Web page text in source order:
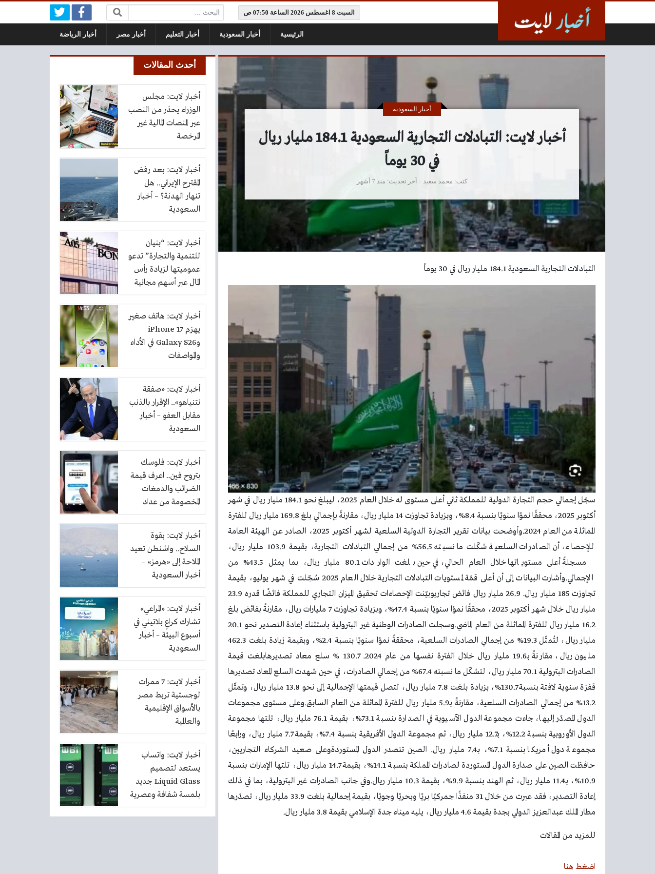
السبت 8 اغسطس 2026 الساعة 07:50 ص البحث:
الرئيسية أخبار السعودية أخبار التعليم أخبار مصر أخبار الرياضة
أخبار لايت: التبادلات التجارية السعودية 184.1 مليار ريال
في 30 يوماً
كتب محمد سعيد
أخبار السعودية
آخر تحديث منذ 7 أشهر
التبادلات التجارية السعودية 184.1 مليار ريال في 30 يوماً
سجّل إجمالي حجم التجارة الدولية للمملكة ثاني أعلى مستوى له خلال العام 2025، ليبلغ نحو 184.1 مليار ريال في شهر
أكتوبر 2025، محققًا نموًا سنويًا بنسبة 8.4%، وبزيادة تجاوزت 14 مليار ريال، مقارنةً بإجمالي بلغ 169.8 مليار ريال للفترة
المماثلة من العام 2024.وأوضحت بيانات تقرير التجارة الدولية السلعية لشهر أكتوبر 2025، الصادر عن الهيئة العامة
للإحصاء، أن الصادرات السلعية شكّلت ما نسبته 56.5% من إجمالي التبادلات التجارية، بقيمة 103.9 مليار ريال،
مسجلةً أعلى مستوياتها خلال العام الحالي، في حين بلغت الواردات 80.1 مليار ريال، بما يمثل 43.5% من
الإجمالي.وأشارت البيانات إلى أن أعلى قمّة لمستويات التبادلات التجارية خلال العام 2025 سُجّلت في شهر يوليو، بقيمة
تجاوزت 185 مليار ريال. 26.9 مليار ريال فائض تجاريوبيّنت الإحصاءات تحقيق الميزان التجاري للمملكة فائضًا قدره 23.9
مليار ريال خلال شهر أكتوبر 2025، محققًا نموًا سنويًا بنسبة 47.4%، وبزيادة تجاوزت 7 مليارات ريال، مقارنةً بفائض بلغ
16.2 مليار ريال للفترة المماثلة من العام الماضي.وسجلت الصادرات الوطنية غير البترولية باستثناء إعادة التصدير نحو 20.1
مليار ريال، لتُمثّل 19.3% من إجمالي الصادرات السلعية، محققةً نموًا سنويًا بنسبة 2.4%، وبقيمة زيادة بلغت 462.3
مليون ريال، مقارنةً بـ19.6 مليار ريال خلال الفترة نفسها من عام 2024. 130.7 % سلع معاد تصديرهابلغت قيمة
الصادرات البترولية 70.1 مليار ريال، لتشكّل ما نسبته 67.4% من إجمالي الصادرات، في حين شهدت السلع المعاد تصديرها
قفزة سنوية لافتة بنسبة 130.7%، بزيادة بلغت 7.8 مليار ريال، لتصل قيمتها الإجمالية إلى نحو 13.8 مليار ريال، وتمثّل
13.2% من إجمالي الصادرات السلعية، مقارنةً بـ5.9 مليار ريال للفترة المماثلة من العام السابق.وعلى مستوى مجموعات
الدول المصدّر إليها، جاءت مجموعة الدول الآسيوية في الصدارة بنسبة 73.1%، بقيمة 76.1 مليار ريال، تلتها مجموعة
الدول الأوروبية بنسبة 12.2%، بـ12.7 مليار ريال، ثم مجموعة الدول الأفريقية بنسبة 7.4%، بقيمة 7.7 مليار ريال، ورابعًا
مجموعة دول أمريكا بنسبة 7.1%، بـ7.4 مليار ريال. الصين تتصدر الدول المستوردةوعلى صعيد الشركاء التجاريين،
حافظت الصين على صدارة الدول المستوردة لصادرات المملكة بنسبة 14.1%، بقيمة 14.7 مليار ريال، تلتها الإمارات بنسبة
10.9%، بـ11.4 مليار ريال، ثم الهند بنسبة 9.9%، بقيمة 10.3 مليار ريال.وفي جانب الصادرات غير البترولية، بما في ذلك
إعادة التصدير، فقد عبرت من خلال 31 منفذًا جمركيًا بريًا وبحريًا وجويًا، بقيمة إجمالية بلغت 33.9 مليار ريال، تصدّرها
مطار الملك عبدالعزيز الدولي بجدة بقيمة 4.6 مليار ريال، يليه ميناء جدة الإسلامي بقيمة 3.8 مليار ريال.
للمزيد من المقالات
اضغط هنا
أحدث المقالات
أخبار لايت: مجلس
الوزراء يحذر من النصب
عبر المنصات المالية غير
المرخصة
أخبار لايت: بعد رفض
المقترح الإيراني.. هل
تنهار الهدنة؟ – أخبار
السعودية
أخبار لايت: “بنيان
للتنمية والتجارة” تدعو
عموميتها لزيادة رأس
المال عبر أسهم مجانية
بنسبة 10%
أخبار لايت: هاتف صغير
يهزم iPhone 17
وGalaxy S26 في الأداء
والمواصفات
أخبار لايت: «صفقة
نتنياهو».. الإقرار بالذنب
مقابل العفو – أخبار
السعودية
أخبار لايت: فلوسك
بتروح فين.. اعرف قيمة
الضرائب والدمغات
المخصومة من عداد
الكهرباء
أخبار لايت: بقوة
السلاح.. واشنطن تعيد
الملاحة إلى «هرمز» –
أخبار السعودية
أخبار لايت: «المراعي»
تشارك كراعٍ بلاتيني في
أسبوع البيئة – أخبار
السعودية
أخبار لايت: 7 ممرات
لوجستية تربط مصر
بالأسواق الإقليمية
والعالمية
أخبار لايت: واتساب
يستعد لتصميم
Liquid Glass جديد
بلمسة شفافة وعصرية